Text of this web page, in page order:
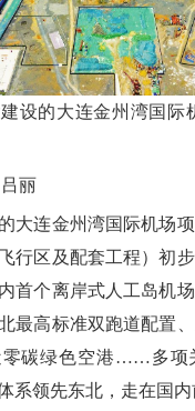
的大连金州湾国际
丽
连金州湾国际机场项
行区及配套工程）初
首个离岸式人工岛机
最高标准双跑道配置
零碳绿色空港……多项
系领先东北，走在国内